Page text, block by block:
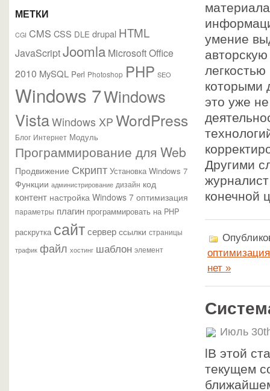
МЕТКИ
CGI CMS CSS DLE drupal HTML
JavaScriptJoomla Microsoft Office
2010 MySQL Perl Photoshop PHP SEO
Windows 7Windows
VistaWindows XP WordPress
Блог Интернет Модуль
Программирование для Web
Продвижение Скрипт Установка Windows 7
Функции администрирование дизайн код
контент настройка Windows 7 оптимизация
параметры плагин программировать на PHP
раскрутка сайтсервер ссылки страницы
трафик файл хостинг шаблон элемент
умение
которыми
это уже
Другими
конечной
оптимизация
нет »
Июль
lВ этой
текущем